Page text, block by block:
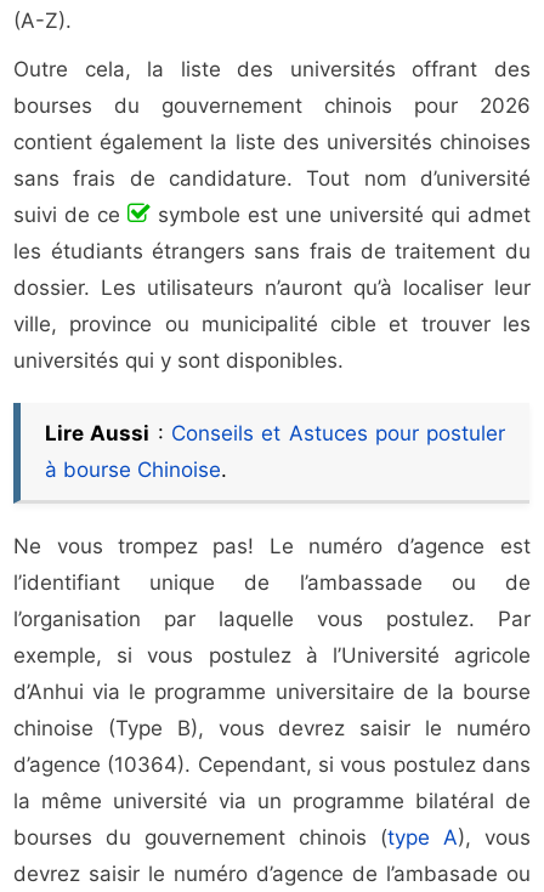
(A-Z).
Outre cela, la liste des universités offrant des
bourses du gouvernement chinois pour 2026
contient également la liste des universités chinoises
sans frais de candidature. Tout nom d’université
suivi de ce
symbole est une université qui admet
les étudiants étrangers sans frais de traitement du
dossier. Les utilisateurs n’auront qu’à localiser leur
ville, province ou municipalité cible et trouver les
universités qui y sont disponibles.
Lire Aussi : Conseils et Astuces pour postuler
à bourse Chinoise.
Ne vous trompez pas! Le numéro d’agence est
l’identifiant unique de l’ambassade ou de
l’organisation par laquelle vous postulez. Par
exemple, si vous postulez à l’Université agricole
d’Anhui via le programme universitaire de la bourse
chinoise (Type B), vous devrez saisir le numéro
d’agence (10364). Cependant, si vous postulez dans
la même université via un programme bilatéral de
bourses du gouvernement chinois (type A), vous
devrez saisir le numéro d’agence de l’ambasade ou